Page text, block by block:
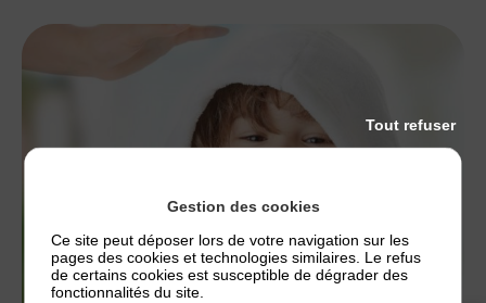
Gestion des cookies
Ce site peut déposer lors de votre navigation sur les
pages des cookies et technologies similaires. Le refus
de certains cookies est susceptible de dégrader des
fonctionnalités du site.
Tout refuser